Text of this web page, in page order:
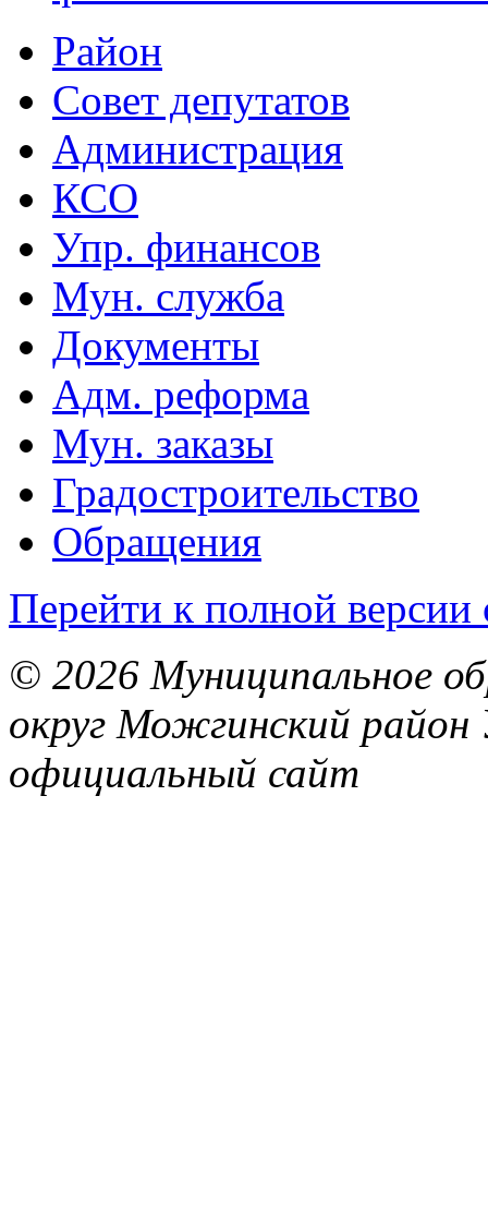
Район
Совет депутатов
Администрация
КСО
Упр. финансов
Мун. служба
Документы
Адм. реформа
Мун. заказы
Градостроительство
Обращения
Перейти к полной версии
© 2026 Муниципальное
округ Можгинский район
официальный сайт